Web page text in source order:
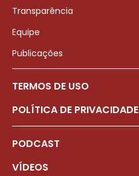
Transparência
Equipe
Publicações
TERMOS DE USO
POLÍTICA DE PRIVACIDADE
PODCAST
VÍDEOS